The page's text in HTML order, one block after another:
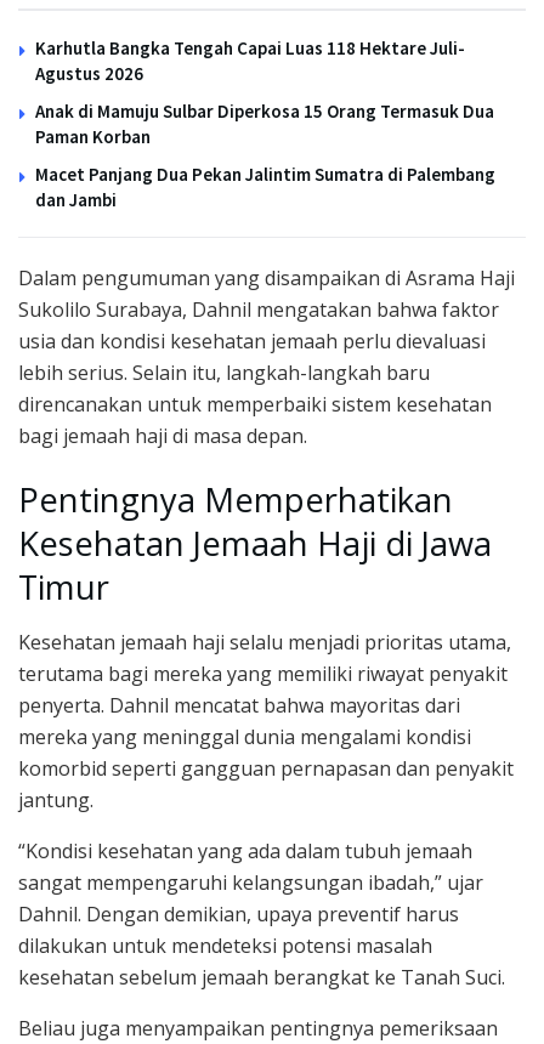
Karhutla Bangka Tengah Capai Luas 118 Hektare Juli-
Agustus 2026
Anak di Mamuju Sulbar Diperkosa 15 Orang Termasuk Dua
Paman Korban
Macet Panjang Dua Pekan Jalintim Sumatra di Palembang
dan Jambi
Dalam pengumuman yang disampaikan di Asrama Haji
Sukolilo Surabaya, Dahnil mengatakan bahwa faktor
usia dan kondisi kesehatan jemaah perlu dievaluasi
lebih serius. Selain itu, langkah-langkah baru
direncanakan untuk memperbaiki sistem kesehatan
bagi jemaah haji di masa depan.
Pentingnya Memperhatikan
Kesehatan Jemaah Haji di Jawa
Timur
Kesehatan jemaah haji selalu menjadi prioritas utama,
terutama bagi mereka yang memiliki riwayat penyakit
penyerta. Dahnil mencatat bahwa mayoritas dari
mereka yang meninggal dunia mengalami kondisi
komorbid seperti gangguan pernapasan dan penyakit
jantung.
“Kondisi kesehatan yang ada dalam tubuh jemaah
sangat mempengaruhi kelangsungan ibadah,” ujar
Dahnil. Dengan demikian, upaya preventif harus
dilakukan untuk mendeteksi potensi masalah
kesehatan sebelum jemaah berangkat ke Tanah Suci.
Beliau juga menyampaikan pentingnya pemeriksaan